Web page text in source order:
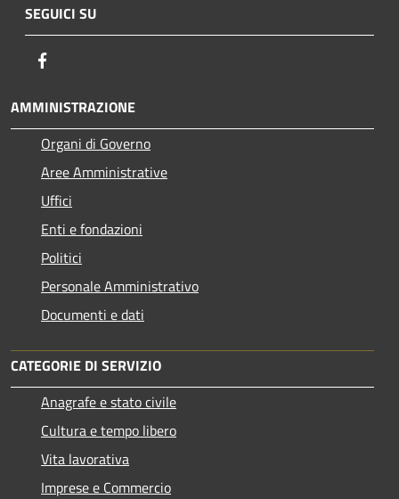
SEGUICI SU
AMMINISTRAZIONE
Organi di Governo
Aree Amministrative
Uffici
Enti e fondazioni
Politici
Personale Amministrativo
Documenti e dati
CATEGORIE DI SERVIZIO
Anagrafe e stato civile
Cultura e tempo libero
Vita lavorativa
Imprese e Commercio